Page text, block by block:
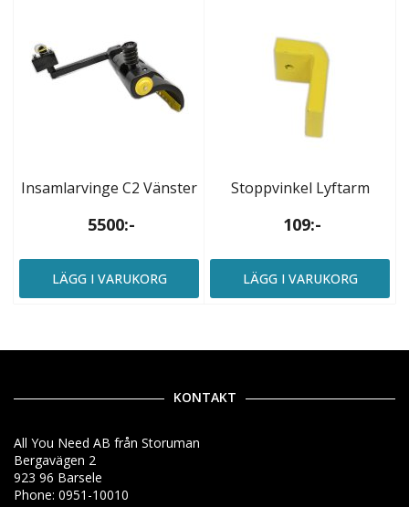
Insamlarvinge C2 Vänster
5500:-
LÄGG I VARUKORG
Stoppvinkel Lyftarm
109:-
LÄGG I VARUKORG
KONTAKT
All You Need AB från Storuman
Bergavägen 2
923 96 Barsele
Phone: 0951-10010